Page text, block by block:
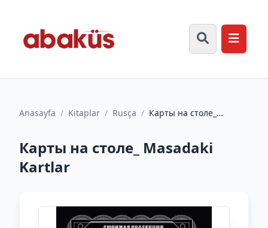
Anasayfa / Kitaplar / Rusça / Карты на столе_
Карты на столе_ Masadaki
Kartlar